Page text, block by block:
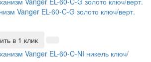
Vanger EL-60-C-G золото ключ/верт.
в 1 клик